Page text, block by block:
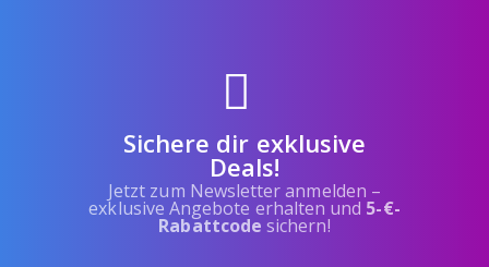
Sichere dir exklusive
Deals!
Jetzt zum Newsletter anmelden –
exklusive Angebote erhalten und 5-€-
Rabattcode sichern!